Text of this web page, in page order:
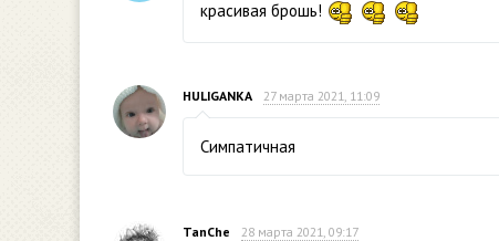
красивая брошь!
HULIGANKA 27 марта 2021, 11:09
Симпатичная
TanChe 28 марта 2021, 09:17